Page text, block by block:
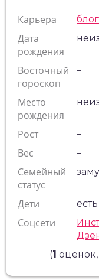
Карьера
Дата
рождения
Восточный
гороскоп
–
Место
рождения
Рост –
Вес –
Семейный
статус
Дети есть
Соцсети
(1